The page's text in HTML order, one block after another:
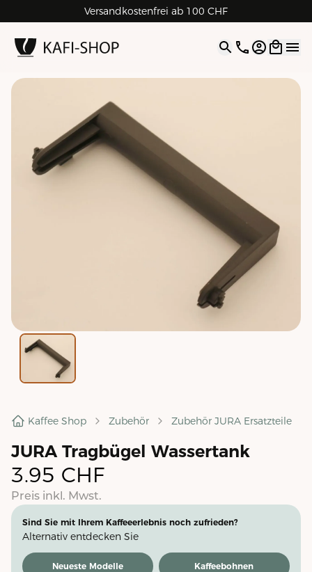
Versandkostenfrei ab 100 CHF
4.9| 5.0 Google
Open
Kaffee Shop Zubehör Zubehör JURA Ersatzteile
JURA Tragbügel Wassertank
3.95 CHF
Preis inkl. Mwst.
Sind Sie mit Ihrem Kaffeeerlebnis noch zufrieden?
Alternativ entdecken Sie
Neueste Modelle Kaffeebohnen